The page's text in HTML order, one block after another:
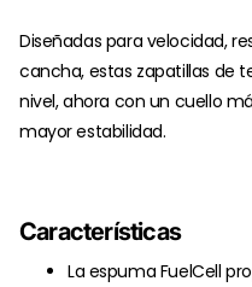
Diseñadas para velocidad,
cancha, estas zapatillas de
nivel, ahora con un cuello
mayor estabilidad.
Características
La espuma FuelCell